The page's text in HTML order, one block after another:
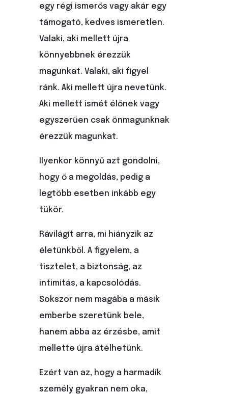
egy régi ismerős vagy akár egy
támogató, kedves ismeretlen.
Valaki, aki mellett újra
könnyebbnek érezzük
magunkat. Valaki, aki figyel
ránk. Aki mellett újra nevetünk.
Aki mellett ismét élőnek vagy
egyszerűen csak önmagunknak
érezzük magunkat.
Ilyenkor könnyű azt gondolni,
hogy ő a megoldás, pedig a
legtöbb esetben inkább egy
tükör.
Rávilágít arra, mi hiányzik az
életünkből. A figyelem, a
tisztelet, a biztonság, az
intimitás, a kapcsolódás.
Sokszor nem magába a másik
emberbe szeretünk bele,
hanem abba az érzésbe, amit
mellette újra átélhetünk.
Ezért van az, hogy a harmadik
személy gyakran nem oka,